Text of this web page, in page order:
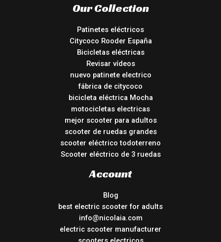
Our Collection
Patinetes eléctricos
Citycoco Rooder España
Bicicletas eléctricas
Revisar vídeos
nuevo patinete electrico
fábrica de citycoco
bicicleta eléctrica Mocha
motocicletas electricas
mejor scooter para adultos
scooter de ruedas grandes
scooter eléctrico todoterreno
Scooter eléctrico de 3 ruedas
Account
Blog
best electric scooter for adults
info@nicolaia.com
electric scooter manufacturer